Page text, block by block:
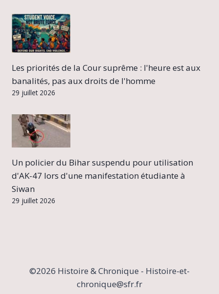
Les priorités de la Cour suprême : l'heure est aux
banalités, pas aux droits de l'homme
29 juillet 2026
Un policier du Bihar suspendu pour utilisation
d'AK-47 lors d'une manifestation étudiante à
Siwan
29 juillet 2026
©2026 Histoire & Chronique - Histoire-et-
chronique@sfr.fr